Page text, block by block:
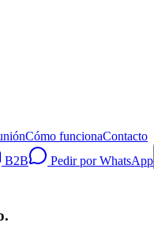
Cómo funcionaContacto
B2B
Pedir por WhatsApp
.